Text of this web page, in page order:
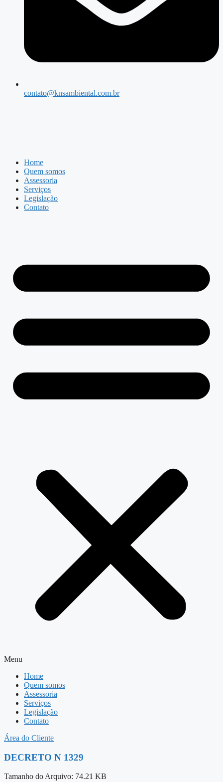
contato@knsambiental.com.br
Home
Quem somos
Assessoria
Serviços
Legislação
Contato
Menu
Home
Quem somos
Assessoria
Serviços
Legislação
Contato
Área do Cliente
DECRETO N 1329
Tamanho do Arquivo: 74.21 KB